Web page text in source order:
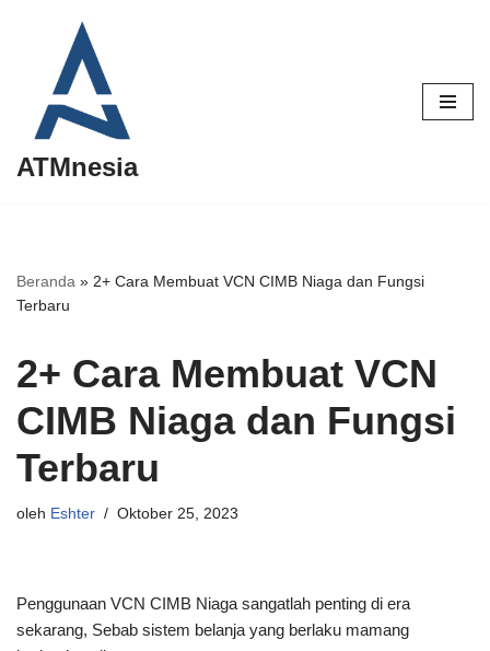
Lompat
konten
ATMnesia
Beranda » 2+ Cara Membuat VCN CIMB Niaga dan Fungsi
Terbaru
2+ Cara Membuat VCN
CIMB Niaga dan Fungsi
Terbaru
oleh Eshter Oktober 25, 2023
Penggunaan VCN CIMB Niaga sangatlah penting di era
sekarang, Sebab sistem belanja yang berlaku mamang